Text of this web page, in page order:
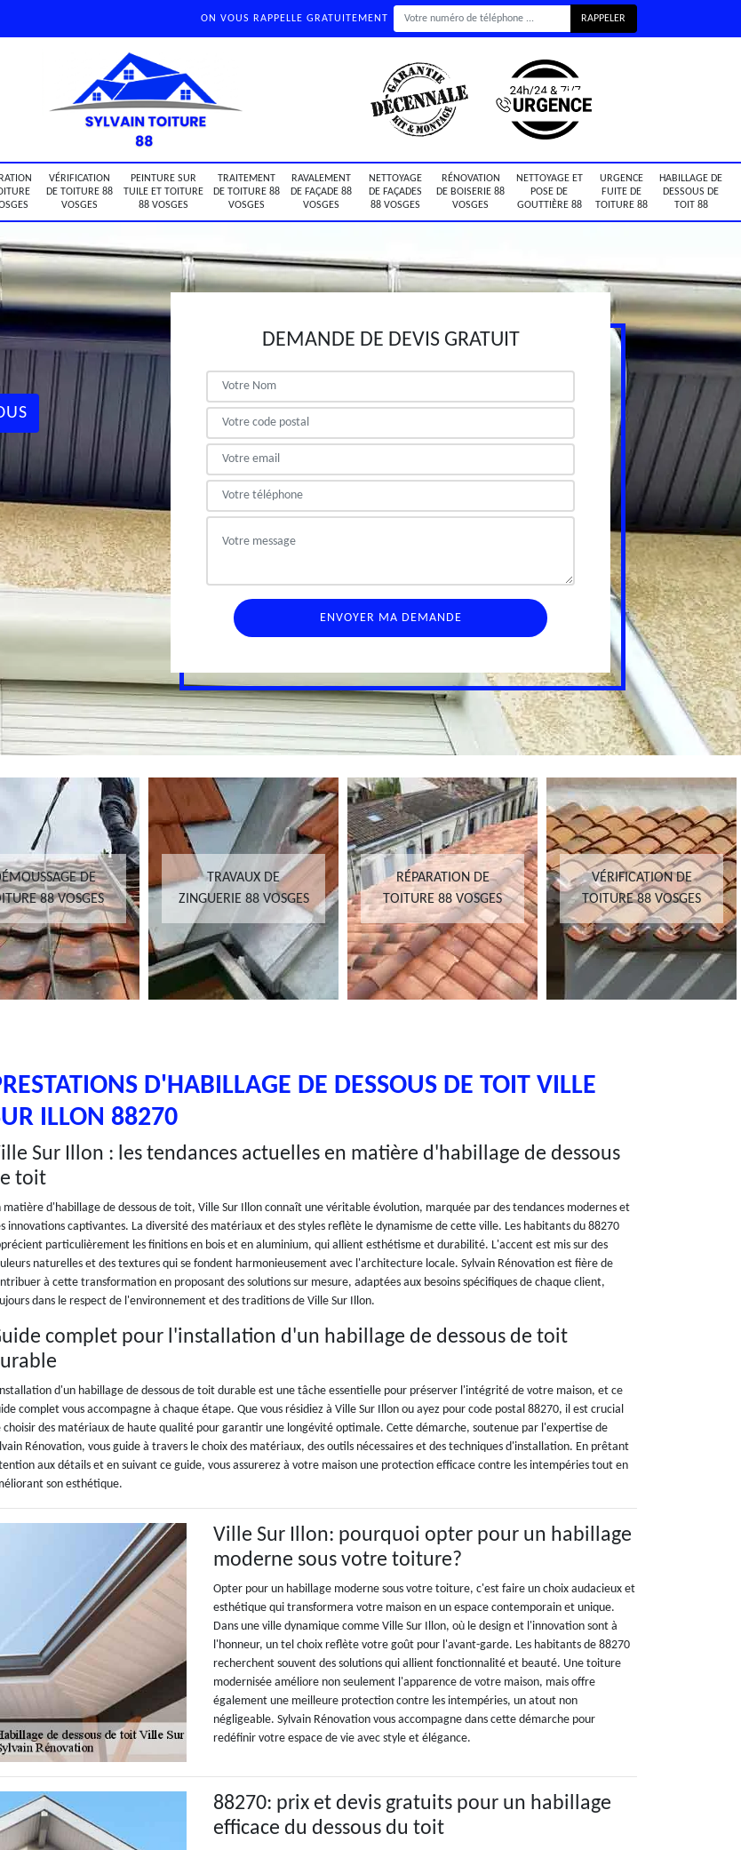
ON VOUS RAPPELLE GRATUITEMENT
VÉRIFICATION
DE TOITURE 88
VOSGES
PEINTURE SUR
TUILE ET TOITURE
88 VOSGES
TRAITEMENT
DE TOITURE 88
VOSGES
RAVALEMENT
DE FAÇADE 88
VOSGES
NETTOYAGE
DE FAÇADES
88 VOSGES
RÉNOVATION
DE BOISERIE 88
VOSGES
NETTOYAGE ET
POSE DE
GOUTTIÈRE 88
URGENCE
FUITE DE
TOITURE 88
HABILLAGE DE
DESSOUS DE
TOIT 88
DEMANDE DE DEVIS GRATUIT
DE
88 VOSGES
TRAVAUX DE
ZINGUERIE 88 VOSGES
RÉPARATION DE
TOITURE 88 VOSGES
VÉRIFICATION DE
TOITURE 88 VOSGES
D'HABILLAGE DE DESSOUS DE TOIT VILLE
ILLON 88270
Sur Illon : les tendances actuelles en matière d'habillage de dessous
toit
matière d'habillage de dessous de toit, Ville Sur Illon connaît une véritable évolution, marquée par des tendances modernes et
innovations captivantes. La diversité des matériaux et des styles reflète le dynamisme de cette ville. Les habitants du 88270
particulièrement les finitions en bois et en aluminium, qui allient esthétisme et durabilité. L'accent est mis sur des
naturelles et des textures qui se fondent harmonieusement avec l'architecture locale. Sylvain Rénovation est fière de
à cette transformation en proposant des solutions sur mesure, adaptées aux besoins spécifiques de chaque client,
dans le respect de l'environnement et des traditions de Ville Sur Illon.
complet pour l'installation d'un habillage de dessous de toit
d'un habillage de dessous de toit durable est une tâche essentielle pour préserver l'intégrité de votre maison, et ce
complet vous accompagne à chaque étape. Que vous résidiez à Ville Sur Illon ou ayez pour code postal 88270, il est crucial
choisir des matériaux de haute qualité pour garantir une longévité optimale. Cette démarche, soutenue par l'expertise de
Rénovation, vous guide à travers le choix des matériaux, des outils nécessaires et des techniques d'installation. En prêtant
aux détails et en suivant ce guide, vous assurerez à votre maison une protection efficace contre les intempéries tout en
son esthétique.
Ville Sur Illon: pourquoi opter pour un habillage
moderne sous votre toiture?
Opter pour un habillage moderne sous votre toiture, c'est faire un choix audacieux et
esthétique qui transformera votre maison en un espace contemporain et unique.
Dans une ville dynamique comme Ville Sur Illon, où le design et l'innovation sont à
l'honneur, un tel choix reflète votre goût pour l'avant-garde. Les habitants de 88270
recherchent souvent des solutions qui allient fonctionnalité et beauté. Une toiture
modernisée améliore non seulement l'apparence de votre maison, mais offre
également une meilleure protection contre les intempéries, un atout non
négligeable. Sylvain Rénovation vous accompagne dans cette démarche pour
redéfinir votre espace de vie avec style et élégance.
88270: prix et devis gratuits pour un habillage
efficace du dessous du toit